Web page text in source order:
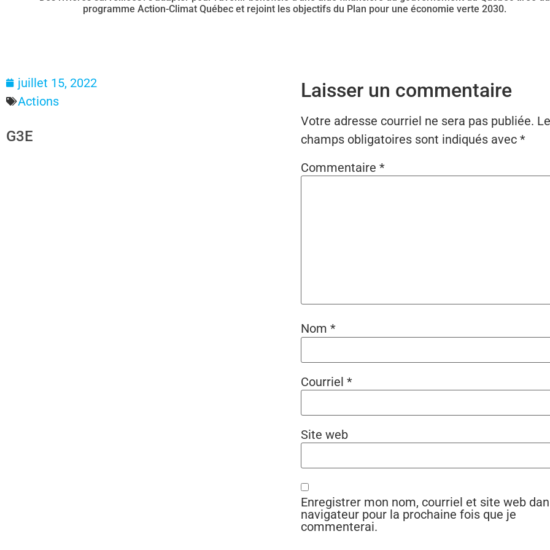
programme Action-Climat Québec et rejoint les objectifs du Plan pour une économie verte 2030.
juillet 15, 2022
Actions
G3E
Laisser un commentaire
Votre adresse courriel ne sera pas publiée.
champs obligatoires sont indiqués avec *
Commentaire *
Nom *
Courriel *
Site web
Enregistrer mon nom, courriel et site web
navigateur pour la prochaine fois que je
commenterai.